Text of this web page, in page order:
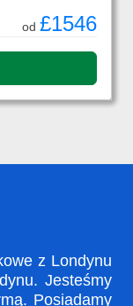
od £1546
z Londynu
Jesteśmy
Posiadamy